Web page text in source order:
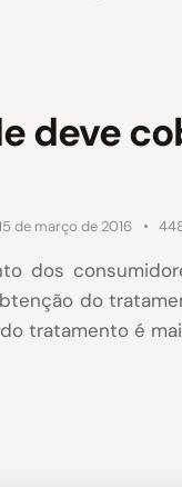
deve
de março de 2016
dos
do
tratamento é